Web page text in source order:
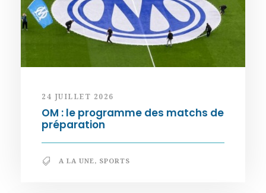
24 JUILLET 2026
OM : le programme des matchs de
préparation
A LA UNE, SPORTS